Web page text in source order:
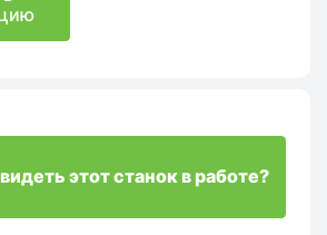
этот станок в работе?